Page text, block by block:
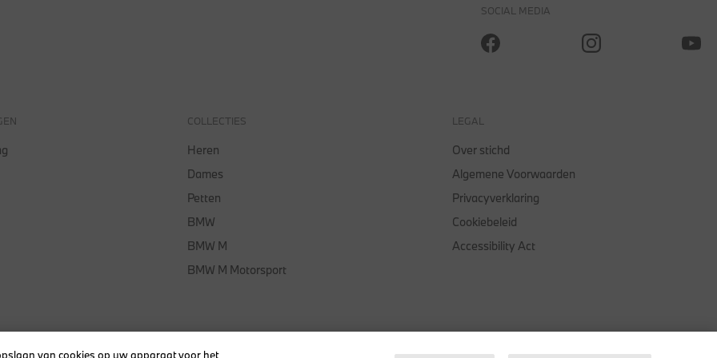
SOCIAL MEDIA
COLLECTIES
Heren
Dames
Petten
BMW
BMW M
BMW M Motorsport
LEGAL
Over stichd
Algemene Voorwaarden
Privacyverklaring
Cookiebeleid
Accessibility Act
Algemene Voorwaarden Privacyverklaring Cookiebeleid
van cookies op uw apparaat voor het